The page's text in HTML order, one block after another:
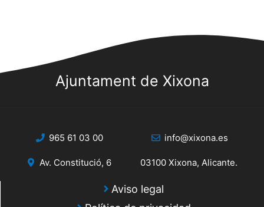
Ajuntament de Xixona
965 61 03 00 info@xixona.es
Av. Constitució, 6 03100 Xixona, Alicante.
Aviso legal